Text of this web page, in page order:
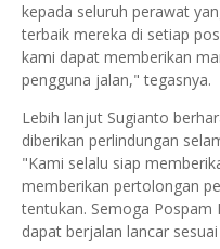
kepada seluruh perawat
terbaik mereka di setiap
kami dapat memberikan
pengguna jalan," tegasnya.
Lebih lanjut Sugianto
diberikan perlindungan
"Kami selalu siap
memberikan pertolongan
tentukan. Semoga Pospam
dapat berjalan lancar